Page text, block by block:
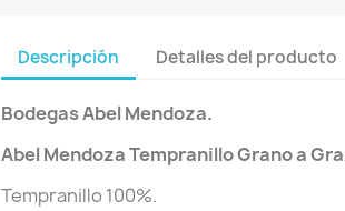
Descripción Detalles del producto
Bodegas Abel Mendoza.
Abel MendozaTempranilloGrano a
Tempranillo 100%.